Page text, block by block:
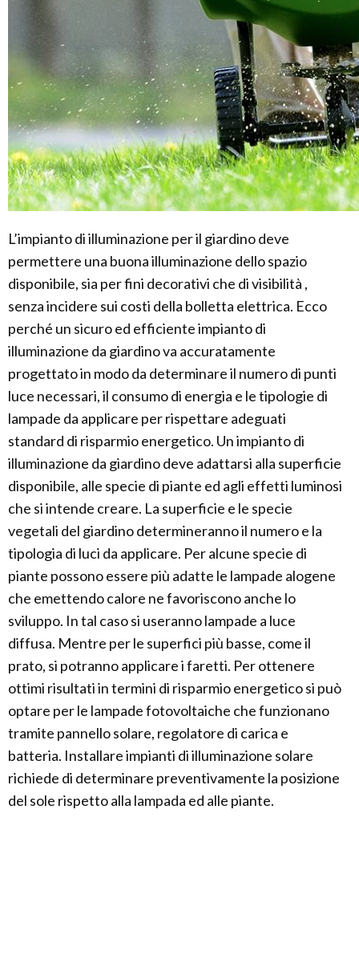
L’impianto di illuminazione per il giardino deve
permettere una buona illuminazione dello spazio
disponibile, sia per fini decorativi che di visibilità ,
senza incidere sui costi della bolletta elettrica. Ecco
perché un sicuro ed efficiente impianto di
illuminazione da giardino va accuratamente
progettato in modo da determinare il numero di punti
luce necessari, il consumo di energia e le tipologie di
lampade da applicare per rispettare adeguati
standard di risparmio energetico. Un impianto di
illuminazione da giardino deve adattarsi alla superficie
disponibile, alle specie di piante ed agli effetti luminosi
che si intende creare. La superficie e le specie
vegetali del giardino determineranno il numero e la
tipologia di luci da applicare. Per alcune specie di
piante possono essere più adatte le lampade alogene
che emettendo calore ne favoriscono anche lo
sviluppo. In tal caso si useranno lampade a luce
diffusa. Mentre per le superfici più basse, come il
prato, si potranno applicare i faretti. Per ottenere
ottimi risultati in termini di risparmio energetico si può
optare per le lampade fotovoltaiche che funzionano
tramite pannello solare, regolatore di carica e
batteria. Installare impianti di illuminazione solare
richiede di determinare preventivamente la posizione
del sole rispetto alla lampada ed alle piante.